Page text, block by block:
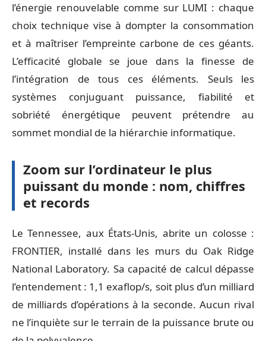
l’énergie renouvelable comme sur LUMI : chaque
choix technique vise à dompter la consommation
et à maîtriser l’empreinte carbone de ces géants.
L’efficacité globale se joue dans la finesse de
l’intégration de tous ces éléments. Seuls les
systèmes conjuguant puissance, fiabilité et
sobriété énergétique peuvent prétendre au
sommet mondial de la hiérarchie informatique.
Zoom sur l’ordinateur le plus
puissant du monde : nom, chiffres
et records
Le Tennessee, aux États-Unis, abrite un colosse :
FRONTIER, installé dans les murs du Oak Ridge
National Laboratory. Sa capacité de calcul dépasse
l’entendement : 1,1 exaflop/s, soit plus d’un milliard
de milliards d’opérations à la seconde. Aucun rival
ne l’inquiète sur le terrain de la puissance brute ou